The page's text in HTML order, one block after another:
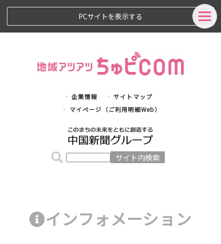
PCサイトを表示する
企業情報
サイトマップ
マイページ（ご利用明細Web）
インフォメーション